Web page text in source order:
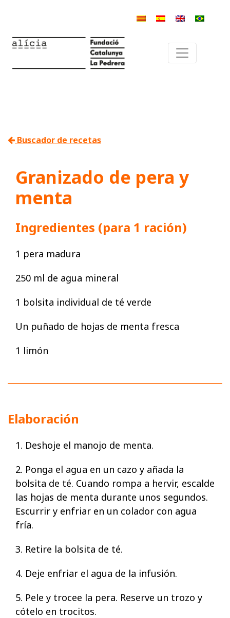
Buscador de recetas
Granizado de pera y
menta
Ingredientes (para 1 ración)
1 pera madura
250 ml de agua mineral
1 bolsita individual de té verde
Un puñado de hojas de menta fresca
1 limón
Elaboración
1. Deshoje el manojo de menta.
2. Ponga el agua en un cazo y añada la
bolsita de té. Cuando rompa a hervir, escalde
las hojas de menta durante unos segundos.
Escurrir y enfriar en un colador con agua
fría.
3. Retire la bolsita de té.
4. Deje enfriar el agua de la infusión.
5. Pele y trocee la pera. Reserve un trozo y
cótelo en trocitos.